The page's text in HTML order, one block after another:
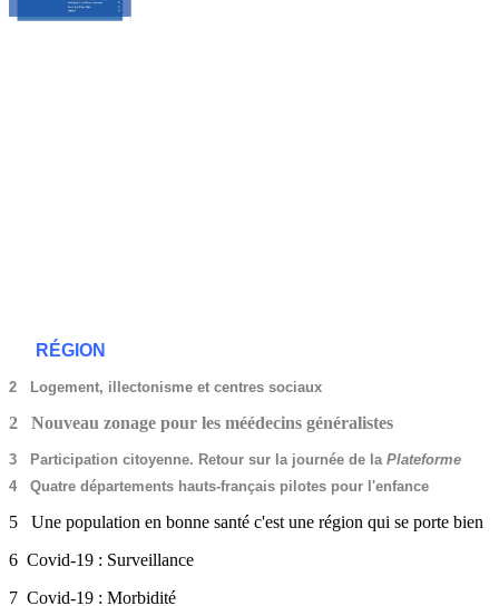
RÉGION
2 Logement, illectonisme et centres sociaux
2 Nouveau zonage pour les méédecins généralistes
3 Participation citoyenne. Retour sur la journée de la Plateforme
4 Quatre départements hauts-français pilotes pour l'enfance
5 Une population en bonne santé c'est une région qui se porte bien
6 Covid-19 : Surveillance
7 Covid-19 : Morbidité